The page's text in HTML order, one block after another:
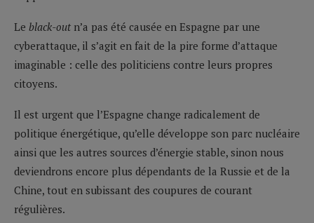
Le black-out n’a pas été causée en Espagne par une
cyberattaque, il s’agit en fait de la pire forme d’attaque
imaginable : celle des politiciens contre leurs propres
citoyens.
Il est urgent que l’Espagne change radicalement de
politique énergétique, qu’elle développe son parc nucléaire
ainsi que les autres sources d’énergie stable, sinon nous
deviendrons encore plus dépendants de la Russie et de la
Chine, tout en subissant des coupures de courant
régulières.